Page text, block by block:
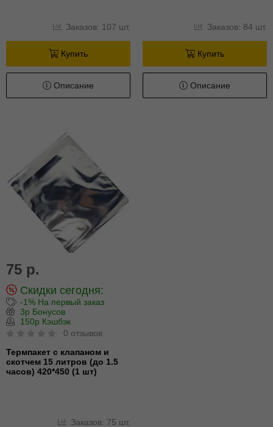
Заказов: 107 шт.
Купить
Описание
Заказов: 84 шт.
Купить
Описание
75 р.
Скидки сегодня:
-1% На первый заказ
3р Бонусов
150р Кэшбэк
0 отзывов
Термпакет с клапаном и
скотчем 15 литров (до 1.5
часов) 420*450 (1 шт)
Заказов: 75 шт.